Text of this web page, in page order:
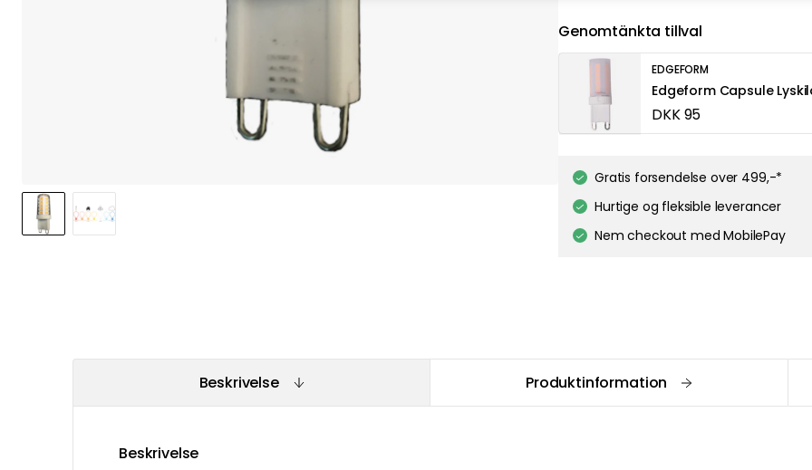
Genomtänkta tillval
EDGEFORM
Edgeform Capsule
DKK 95
Gratis forsendelse over 499,-*
Hurtige og fleksible leverancer
Nem checkout med MobilePay
Beskrivelse Produktinformation
Beskrivelse